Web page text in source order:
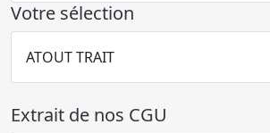
Votre sélection
ATOUT TRAIT
Extrait de nos CGU